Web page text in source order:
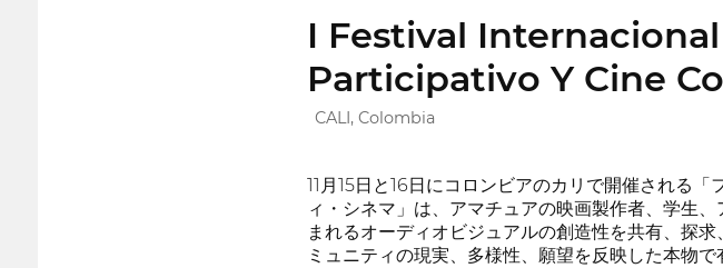
I Festival
Participativo Y Cine
CALI, Colombia
11月15日と16日にコロンビアのカリで開催され
ィ・シネマ」は、アマチュアの映画製作者、学生
まれるオーディオビジュアルの創造性を共有、探
ミュニティの現実、多様性、願望を反映した本物